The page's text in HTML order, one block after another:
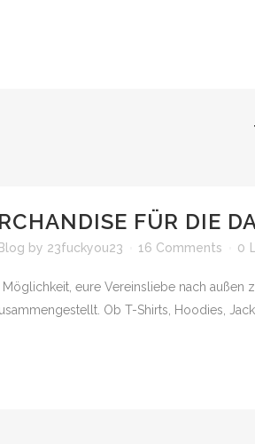
FÜR DIE
Blog by 23fuckyou23 16 Comments 0
eure Vereinsliebe nach
Ob T-Shirts, Hoodies,